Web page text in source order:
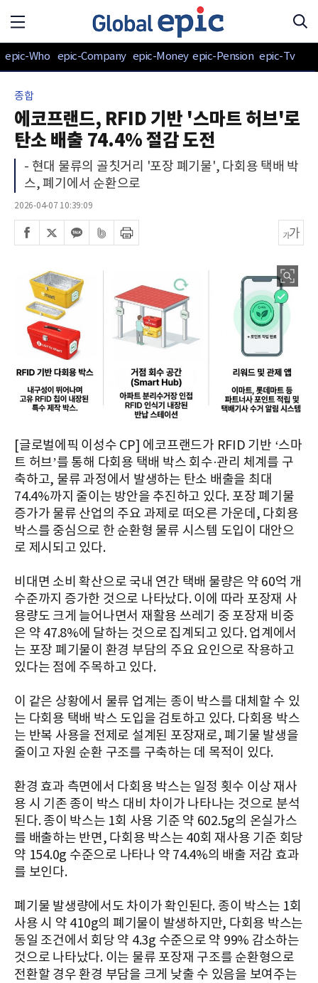
epic-Who epic-Company epic-Money epic-Pension epic-Tv
종합
에코프랜드, RFID 기반 '스마트 허브'로
탄소 배출 74.4% 절감 도전
- 현대 물류의 골칫거리 '포장 폐기물', 다회용 택배 박
스, 폐기에서 순환으로
2026-04-07 10:39:09
[글로벌에픽 이성수 CP] 에코프랜드가 RFID 기반 ‘스마
트 허브’를 통해 다회용 택배 박스 회수·관리 체계를 구
축하고, 물류 과정에서 발생하는 탄소 배출을 최대
74.4%까지 줄이는 방안을 추진하고 있다. 포장 폐기물
증가가 물류 산업의 주요 과제로 떠오른 가운데, 다회용
박스를 중심으로 한 순환형 물류 시스템 도입이 대안으
로 제시되고 있다.
비대면 소비 확산으로 국내 연간 택배 물량은 약 60억 개
수준까지 증가한 것으로 나타났다. 이에 따라 포장재 사
용량도 크게 늘어나면서 재활용 쓰레기 중 포장재 비중
은 약 47.8%에 달하는 것으로 집계되고 있다. 업계에서
는 포장 폐기물이 환경 부담의 주요 요인으로 작용하고
있다는 점에 주목하고 있다.
이 같은 상황에서 물류 업계는 종이 박스를 대체할 수 있
는 다회용 택배 박스 도입을 검토하고 있다. 다회용 박스
는 반복 사용을 전제로 설계된 포장재로, 폐기물 발생을
줄이고 자원 순환 구조를 구축하는 데 목적이 있다.
환경 효과 측면에서 다회용 박스는 일정 횟수 이상 재사
용 시 기존 종이 박스 대비 차이가 나타나는 것으로 분석
된다. 종이 박스는 1회 사용 기준 약 602.5g의 온실가스
를 배출하는 반면, 다회용 박스는 40회 재사용 기준 회당
약 154.0g 수준으로 나타나 약 74.4%의 배출 저감 효과
를 보인다.
폐기물 발생량에서도 차이가 확인된다. 종이 박스는 1회
사용 시 약 410g의 폐기물이 발생하지만, 다회용 박스는
동일 조건에서 회당 약 4.3g 수준으로 약 99% 감소하는
것으로 나타났다. 이는 물류 포장재 구조를 순환형으로
전환할 경우 환경 부담을 크게 낮출 수 있음을 보여주는